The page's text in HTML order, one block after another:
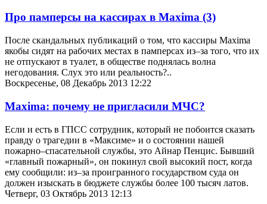
Про памперсы на кассирах в Maxima (3)
После скандальных публикаций о том, что кассиры Maxima
якобы сидят на рабочих местах в памперсах из–за того, что их
не отпускают в туалет, в обществе поднялась волна
негодования. Слух это или реальность?..
Воскресенье, 08 Декабрь 2013 12:22
Maxima: почему не пригласили МЧС?
Если и есть в ГПСС сотрудник, который не побоится сказать
правду о трагедии в «Максиме» и о состоянии нашей
пожарно–спасательной службы, это Айнар Пенцис. Бывший
«главный пожарный», он покинул свой высокий пост, когда
ему сообщили: из–за проигранного государством суда он
должен изыскать в бюджете службы более 100 тысяч латов.
Четверг, 03 Октябрь 2013 12:13